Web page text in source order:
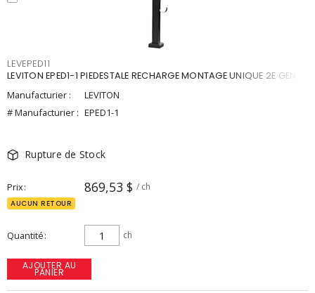
LEVEPED11
LEVITON EPED1-1 PIEDESTALE RECHARGE MONTAGE UNIQUE 2E GEN
Manufacturier :
LEVITON
# Manufacturier : EPED1-1
Rupture de Stock
Prix 869,53 $ / ch
AUCUN RETOUR
Quantité ch
AJOUTER AU
PANIER